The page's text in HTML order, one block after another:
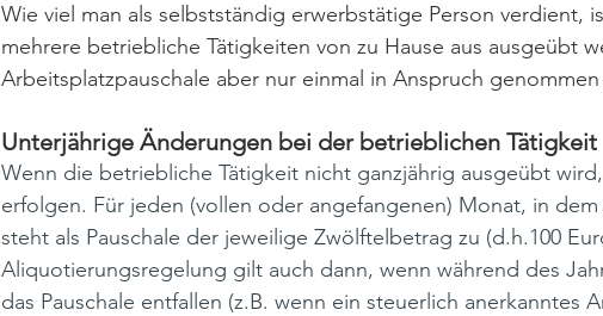
Wie viel man als selbstständig erwerbstätige Person verdient,
mehrere betriebliche Tätigkeiten von zu Hause aus ausgeübt
Arbeitsplatzpauschale aber nur einmal in Anspruch
Unterjährige Änderungen bei der betrieblichen Tätigkeit
Wenn die betriebliche Tätigkeit nicht ganzjährig ausgeübt
erfolgen. Für jeden (vollen oder angefangenen) Monat, in
steht als Pauschale der jeweilige Zwölftelbetrag zu (d.h.100
Aliquotierungsregelung gilt auch dann, wenn während des
das Pauschale entfallen (z.B. wenn ein steuerlich anerkanntes